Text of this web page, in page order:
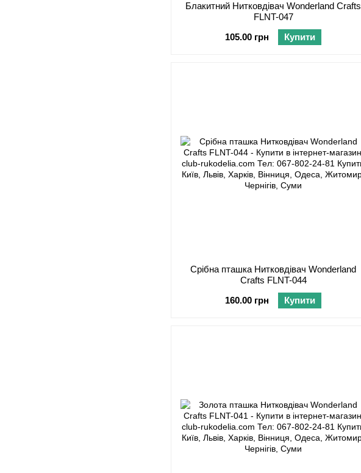
Блакитний Нитковдівач Wonderland Crafts
FLNT-047
105.00 грн
Купити
Срібна пташка Нитковдівач Wonderland
Crafts FLNT-044
160.00 грн
Купити